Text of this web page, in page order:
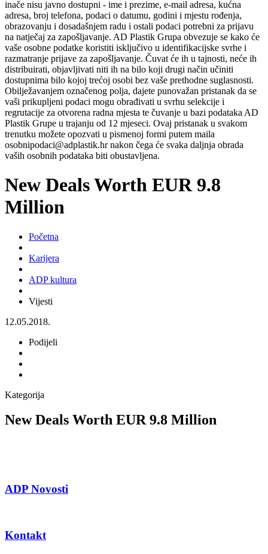
inače nisu javno dostupni - ime i prezime, e-mail adresa, kućna
adresa, broj telefona, podaci o datumu, godini i mjestu rođenja,
obrazovanju i dosadašnjem radu i ostali podaci potrebni za prijavu
na natječaj za zapošljavanje. AD Plastik Grupa obvezuje se kako će
vaše osobne podatke koristiti isključivo u identifikacijske svrhe i
razmatranje prijave za zapošljavanje. Čuvat će ih u tajnosti, neće ih
distribuirati, objavljivati niti ih na bilo koji drugi način učiniti
dostupnima bilo kojoj trećoj osobi bez vaše prethodne suglasnosti.
Obilježavanjem označenog polja, dajete punovažan pristanak da se
vaši prikupljeni podaci mogu obrađivati u svrhu selekcije i
regrutacije za otvorena radna mjesta te čuvanje u bazi podataka AD
Plastik Grupe u trajanju od 12 mjeseci. Ovaj pristanak u svakom
trenutku možete opozvati u pismenoj formi putem maila
osobnipodaci@adplastik.hr nakon čega će svaka daljnja obrada
vaših osobnih podataka biti obustavljena.
New Deals Worth EUR 9.8
Million
Početna
Karijera
ADP kultura
Vijesti
12.05.2018.
Podijeli
Kategorija
New Deals Worth EUR 9.8 Million
ADP Novosti
Kontakt